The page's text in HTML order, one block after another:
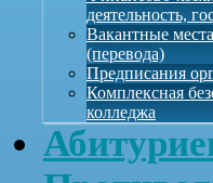
деятельность,
Вакантные
(перевода)
Предписания
Комплексная
колледжа